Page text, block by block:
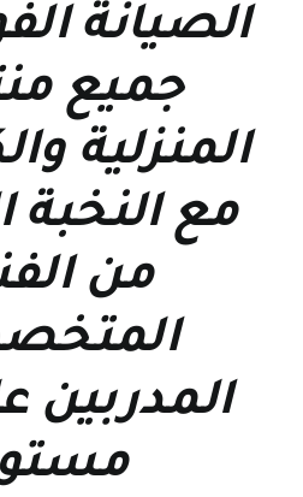
الصيانة
جميع
المنزلية
مع النخبة
من
المدربين